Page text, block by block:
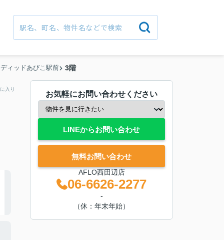
ィッドあびこ駅前 3階
入り
お気軽にお問い合わせください
LINEからお問い合わせ
無料お問い合わせ
AFLO西田辺店
06-6626-2277
-
（休：年末年始）